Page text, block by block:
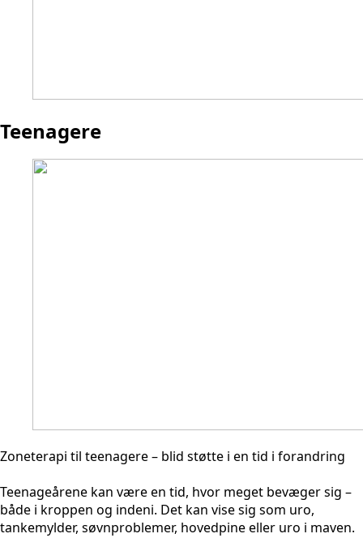
Teenagere
Zoneterapi til teenagere – blid støtte i en tid i forandring
Teenageårene kan være en tid, hvor meget bevæger sig –
både i kroppen og indeni. Det kan vise sig som uro,
tankemylder, søvnproblemer, hovedpine eller uro i maven.